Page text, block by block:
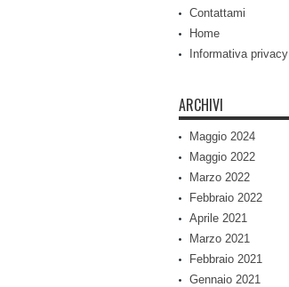
Contattami
Home
Informativa privacy
ARCHIVI
Maggio 2024
Maggio 2022
Marzo 2022
Febbraio 2022
Aprile 2021
Marzo 2021
Febbraio 2021
Gennaio 2021